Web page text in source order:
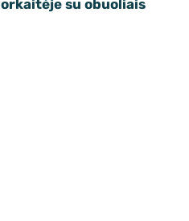
orkaitėje su obuoliais